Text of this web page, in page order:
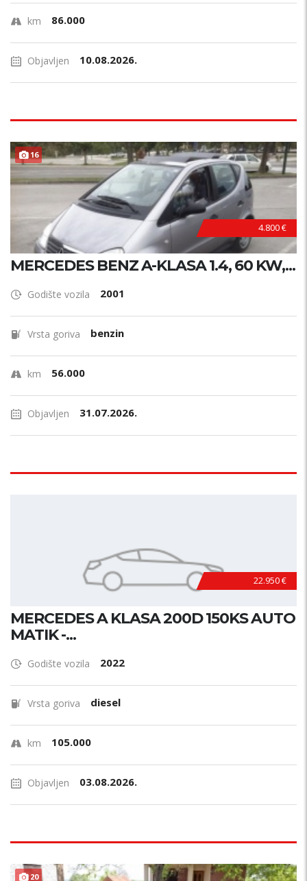
km 86.000
Objavljen 10.08.2026.
16
4.800 €
MERCEDES BENZ A-KLASA 1.4, 60 KW,...
Godište vozila 2001
Vrsta goriva benzin
km 56.000
Objavljen 31.07.2026.
22.950 €
MERCEDES A KLASA 200D 150KS AUTO
MATIK -...
Godište vozila 2022
Vrsta goriva diesel
km 105.000
Objavljen 03.08.2026.
20